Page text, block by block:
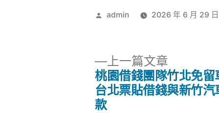
作
admin 2026 年 6 月 29 日
上一篇文章
一
篇
桃園借錢團隊竹北免留
台北票貼借錢與新竹汽
款